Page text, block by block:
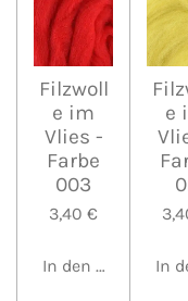
Filzwoll
e im
Vlies -
Farbe
003
3,40 €
In den Warenkorb
e
In